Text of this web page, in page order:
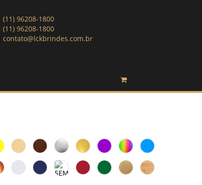
(11) 96208-1800
(11) 96208-1800
contato@lckbrindes.com.br